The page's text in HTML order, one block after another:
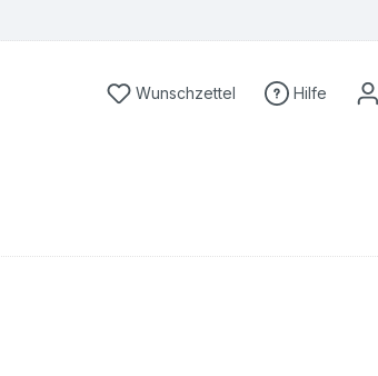
Du hast 0 Produkte auf dem
Wunschzettel Hilfe